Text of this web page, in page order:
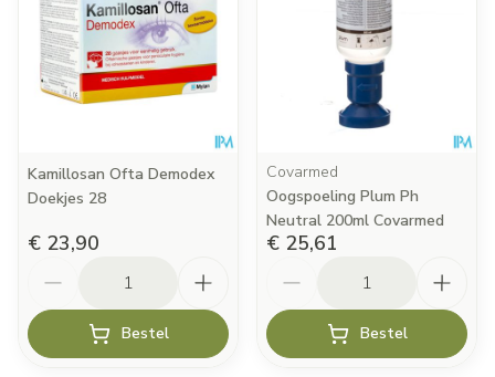
Kamillosan Ofta Demodex
Doekjes 28
€ 23,90
Bestel
Covarmed
Oogspoeling Plum Ph
Neutral 200ml Covarmed
€ 25,61
Bestel